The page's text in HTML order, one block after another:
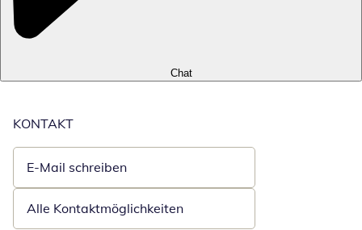
Chat
KONTAKT
E-Mail schreiben
Öffnet E-Mail-Client
Alle Kontaktmöglichkeiten